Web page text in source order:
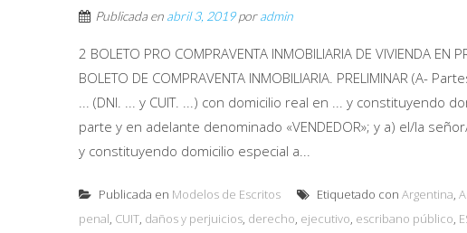
Publicada en abril 3, 2019poradmin
2 BOLETO PRO COMPRAVENTA INMOBILIARIA DE VIVIENDA EN
BOLETO DE COMPRAVENTA INMOBILIARIA. PRELIMINAR (A-
... (DNI. ... y CUIT. ...) con domicilio real en ... y constituyendo
parte y en adelante denominado «VENDEDOR»; y a) el/la
y constituyendo domicilio especial a...
Publicada en Modelos de Escritos Etiquetado con Argentina,
penal, CUIT, daños y perjuicios, derecho, ejecutivo, escribano público,